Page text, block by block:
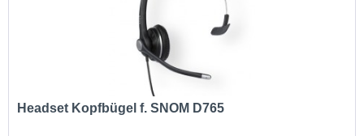
Headset Kopfbügel f. SNOM D765